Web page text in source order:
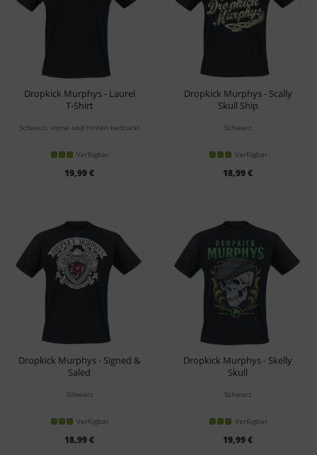
Dropkick Murphys - Laurel
T-Shirt
Schwarz, vorne und hinten bedruckt
Verfügbar
19,99 €
Dropkick Murphys - Scally
Skull Ship
Schwarz
Verfügbar
18,99 €
Dropkick Murphys - Signed &
Saled
Schwarz
Verfügbar
18,99 €
Dropkick Murphys - Skelly
Skull
Schwarz
Verfügbar
19,99 €